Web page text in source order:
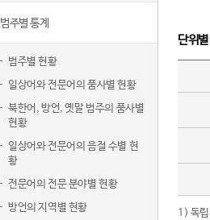
범주별 통계
범주별 현황
일상어와 전문어의 품사별 현황
북한어, 방언, 옛말 범주의 품사별
현황
일상어와 전문어의 음절 수별 현
황
전문어의 전문 분야별 현황
방언의 지역별 현황
단위
1) 독립